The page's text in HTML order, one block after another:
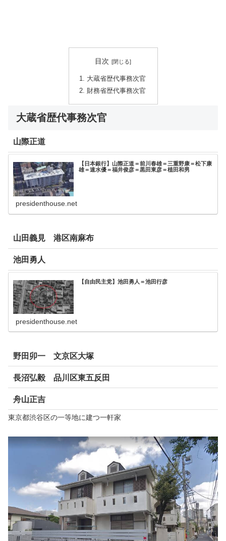
目次
大蔵省歴代事務次官
財務省歴代事務次官
大蔵省歴代事務次官
山際正道
【日本銀行】山際正道＝前川春雄＝三重野康＝松下康
雄＝速水優＝福井俊彦＝黒田東彦＝植田和男
presidenthouse.net
山田義見 港区南麻布
池田勇人
【自由民主党】池田勇人＝池田行彦
presidenthouse.net
野田卯一 文京区大塚
長沼弘毅 品川区東五反田
舟山正吉
東京都渋谷区の一等地に建つ一軒家